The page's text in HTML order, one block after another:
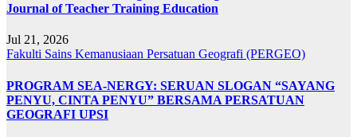
Journal of Teacher Training Education
Jul 21, 2026
Fakulti Sains Kemanusiaan Persatuan Geografi (PERGEO)
PROGRAM SEA-NERGY: SERUAN SLOGAN “SAYANG
PENYU, CINTA PENYU” BERSAMA PERSATUAN
GEOGRAFI UPSI